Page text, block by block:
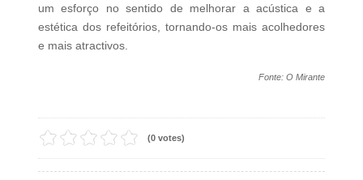
um esforço no sentido de melhorar a acústica e a
estética dos refeitórios, tornando-os mais acolhedores
e mais atractivos.
Fonte: O Mirante
(0 votes)